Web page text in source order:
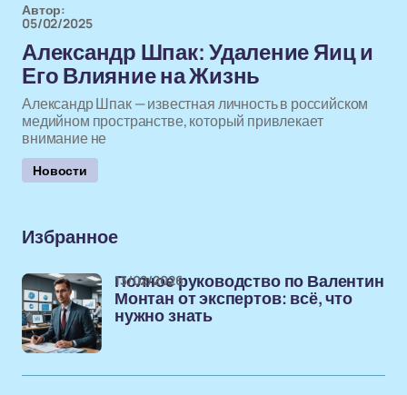
Автор:
05/02/2025
Александр Шпак: Удаление Яиц и
Его Влияние на Жизнь
Александр Шпак — известная личность в российском
медийном пространстве, который привлекает
внимание не
Новости
Избранное
Полное руководство по Валентин
Монтан от экспертов: всё, что
нужно знать
13/02/2026